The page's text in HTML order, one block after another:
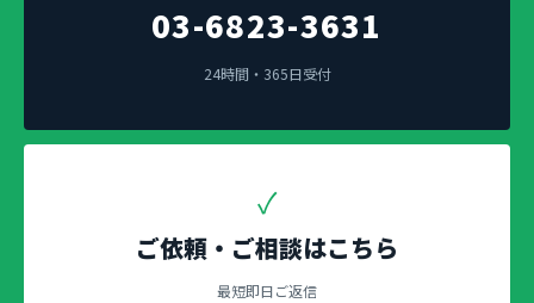
03-6823-3631
24時間・365日受付
✓
ご依頼・ご相談はこちら
最短即日ご返信